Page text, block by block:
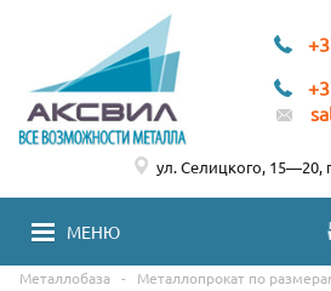
МЕНЮ
ул. Селицкого, 15—20,
Металлобаза - Металлопрокат по